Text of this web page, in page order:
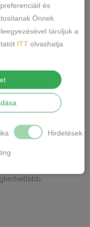
féltanga ,pamut
és
Önnek.
tároljuk a
ITT olvashatja
Hirdetések